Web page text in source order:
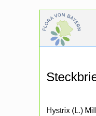
Hystrix (L.)